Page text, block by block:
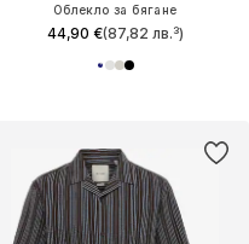
Облекло за бягане
44,90 €(87,82 лв.³)